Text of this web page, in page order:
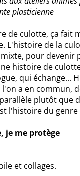
plasticienne
de culotte, ça fait
L'histoire de la
pour devenir
histoire de
qui échange...
a en commun,
plutôt que
l'histoire du genre
je me protège
et collages.